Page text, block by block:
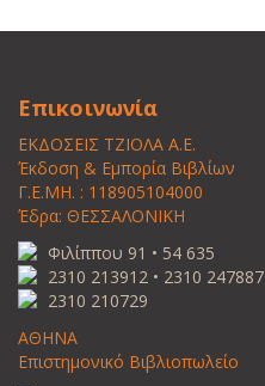
Επικοινωνία
ΕΚΔΟΣΕΙΣ ΤΖΙΟΛΑ Α.Ε.
Έκδοση & Εμπορία Βιβλίων
Γ.Ε.ΜΗ. : 118905104000
Έδρα: ΘΕΣΣΑΛΟΝΙΚΗ
Φιλίππου 91 • 54 635
2310 213912 • 2310 247887
2310 210729
ΑΘΗΝΑ
Επιστημονικό Βιβλιοπωλείο